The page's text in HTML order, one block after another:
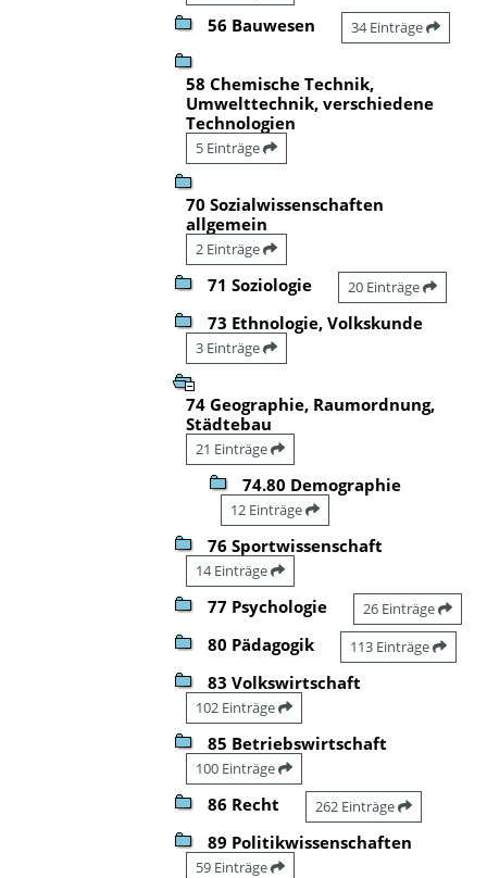
56 Bauwesen 34 Einträge
58 Chemische Technik,
Umwelttechnik, verschiedene
Technologien
5 Einträge
70 Sozialwissenschaften
allgemein
2 Einträge
71 Soziologie 20 Einträge
73 Ethnologie, Volkskunde
3 Einträge
74 Geographie, Raumordnung,
Städtebau
21 Einträge
74.80 Demographie
12 Einträge
76 Sportwissenschaft
14 Einträge
77 Psychologie 26 Einträge
80 Pädagogik 113 Einträge
83 Volkswirtschaft
102 Einträge
85 Betriebswirtschaft
100 Einträge
86 Recht 262 Einträge
89 Politikwissenschaften
59 Einträge